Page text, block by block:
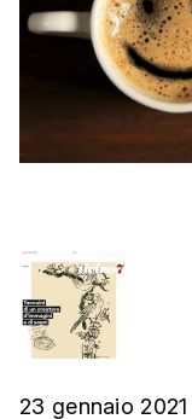
23 gennaio 2021